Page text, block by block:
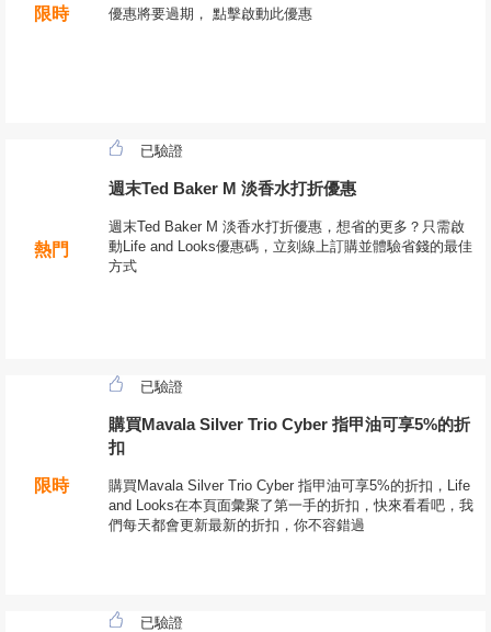
限時 優惠將要過期， 點擊啟動此優惠
熱門
已驗證
週末Ted Baker M 淡香水打折優惠
週末Ted Baker M 淡香水打折優惠，想省的更多？只需啟
動Life and Looks優惠碼，立刻線上訂購並體驗省錢的最佳
方式
限時
已驗證
購買Mavala Silver Trio Cyber 指甲油可享5%的折
扣
購買Mavala Silver Trio Cyber 指甲油可享5%的折扣，Life
and Looks在本頁面彙聚了第一手的折扣，快來看看吧，我
們每天都會更新最新的折扣，你不容錯過
已驗證